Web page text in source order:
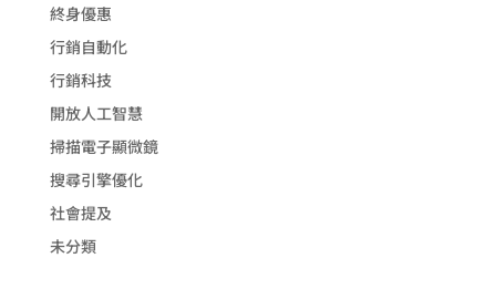
終身優惠
行銷自動化
行銷科技
開放人工智慧
掃描電子顯微鏡
搜尋引擎優化
社會提及
未分類